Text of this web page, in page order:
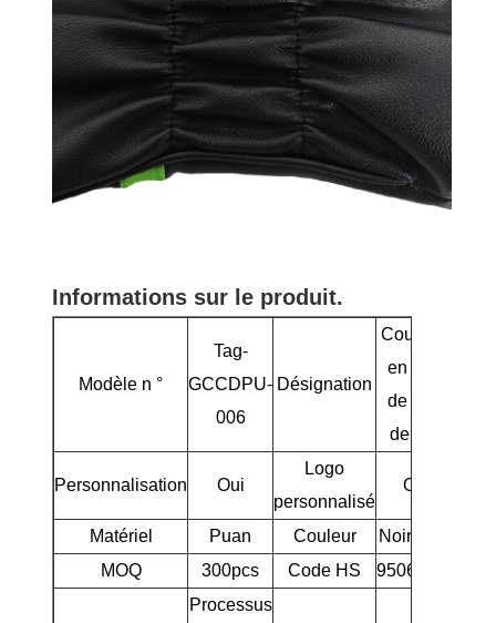
Informations sur le produit.
Modèle n °
Tag-
GCCDPU-
006
Désignation
Couvoirs
en bois
de club
de golf
Personnalisation Oui
Logo
personnalisé
Oui
Matériel Puan Couleur
Noir / vert
MOQ
300pcs Code HS
95063900
Processus